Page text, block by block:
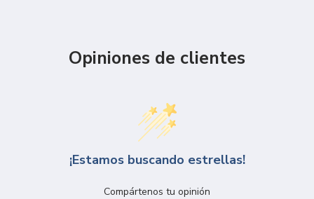
Opiniones de clientes
¡Estamos buscando estrellas!
Compártenos tu opinión